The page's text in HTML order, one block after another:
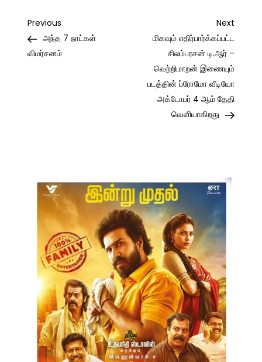
Post
navigation
Previous
Post
Previous
அந்த 7 நாட்கள்
விமர்சனம்
Next
Post
Next
மிகவும் எதிர்பார்க்கப்பட்ட
சிலம்பரசன் டி.ஆர் –
வெற்றிமாறன் இணையும்
படத்தின் ப்ரோமோ வீடியோ
அக்டோபர் 4 ஆம் தேதி
வெளியாகிறது